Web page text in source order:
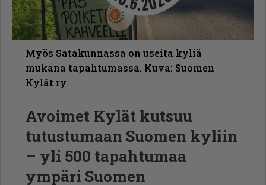
Myös Satakunnassa on useita kyliä
mukana tapahtumassa. Kuva: Suomen
Kylät ry
Avoimet Kylät kutsuu
tutustumaan Suomen kyliin
– yli 500 tapahtumaa
ympäri Suomen